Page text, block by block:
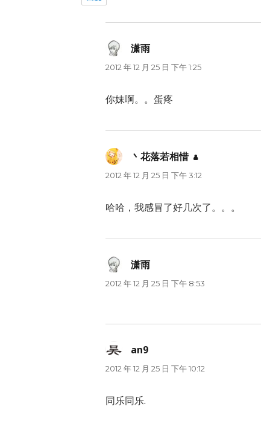
潇雨
道：
2012 年 12 月 25 日 下午 1:25
你妹啊。。蛋疼
丶花落若相惜 说
道：
2012 年 12 月 25 日 下午 3:12
哈哈，我感冒了好几次了。。。
潇雨
道：
2012 年 12 月 25 日 下午 8:53
an9
道：
2012 年 12 月 25 日 下午 10:12
同乐同乐.